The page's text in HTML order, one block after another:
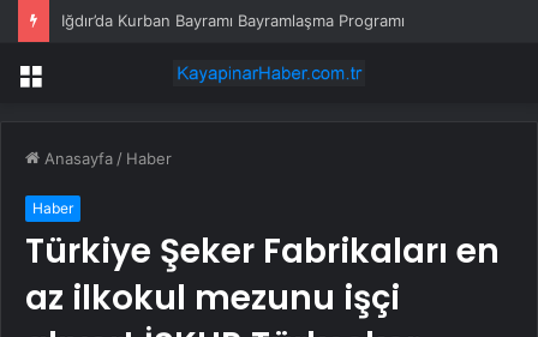
Iğdır’da Kurban Bayramı Bayramlaşma Programı
Menü
Anasayfa / Haber
Haber
Türkiye Şeker Fabrikaları en
az ilkokul mezunu işçi